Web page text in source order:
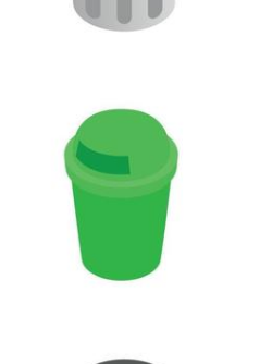
Immagini Editoriali
Eventi Editoriali